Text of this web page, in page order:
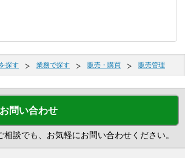
探す 業務で探す 販売・購買 販売管理
問い合わせ
談でも、お気軽にお問い合わせください。